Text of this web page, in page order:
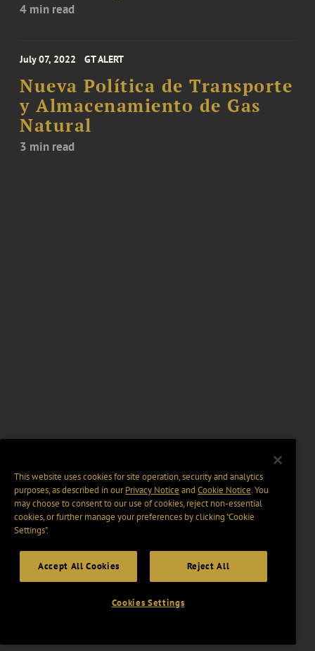
4 min read
July 07, 2022 GT ALERT
Nueva Política de Transporte
y Almacenamiento de Gas
Natural
3 min read
This website uses cookies for site operation, security and analytics
purposes, as described in ourPrivacy Notice and Cookie Notice. You
may choose to consent to our use of cookies, reject non-essential
cookies, or further manage your preferences by clicking “Cookie
Settings".
Accept All Cookies Reject All
Cookies Settings